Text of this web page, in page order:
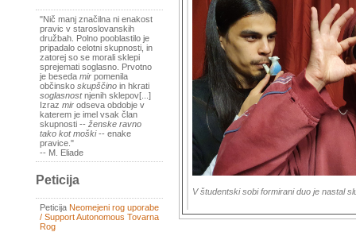
"Nič manj značilna ni enakost
pravic v staroslovanskih
družbah. Polno pooblastilo je
pripadalo celotni skupnosti, in
zatorej so se morali sklepi
sprejemati soglasno. Prvotno
je beseda mir pomenila
občinsko skupščino in hkrati
soglasnostnjenih sklepov[...]
Izraz mir odseva obdobje v
katerem je imel vsak član
skupnosti -- ženske ravno
tako kot moški-- enake
pravice."
-- M. Eliade
Peticija
Peticija Neomejeni rog uporabe
/ Support Autonomous Tovarna
Rog
V študentski sobi formirani duo je nastal